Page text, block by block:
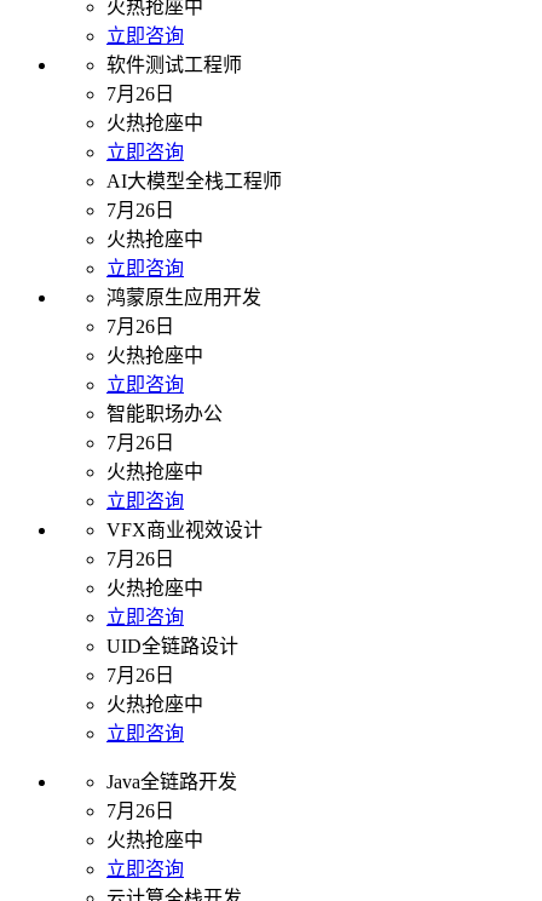
火热抢座中
立即咨询
软件测试工程师
7月26日
火热抢座中
立即咨询
AI大模型全栈工程师
7月26日
火热抢座中
立即咨询
鸿蒙原生应用开发
7月26日
火热抢座中
立即咨询
智能职场办公
7月26日
火热抢座中
立即咨询
VFX商业视效设计
7月26日
火热抢座中
立即咨询
UID全链路设计
7月26日
火热抢座中
立即咨询
Java全链路开发
7月26日
火热抢座中
立即咨询